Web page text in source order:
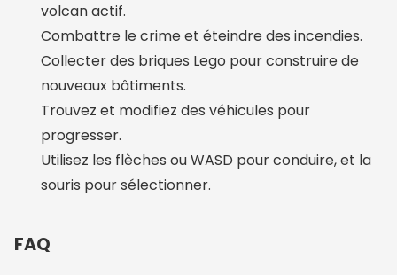
volcan actif.
Combattre le crime et éteindre des incendies.
Collecter des briques Lego pour construire de
nouveaux bâtiments.
Trouvez et modifiez des véhicules pour
progresser.
Utilisez les flèches ou WASD pour conduire, et la
souris pour sélectionner.
FAQ